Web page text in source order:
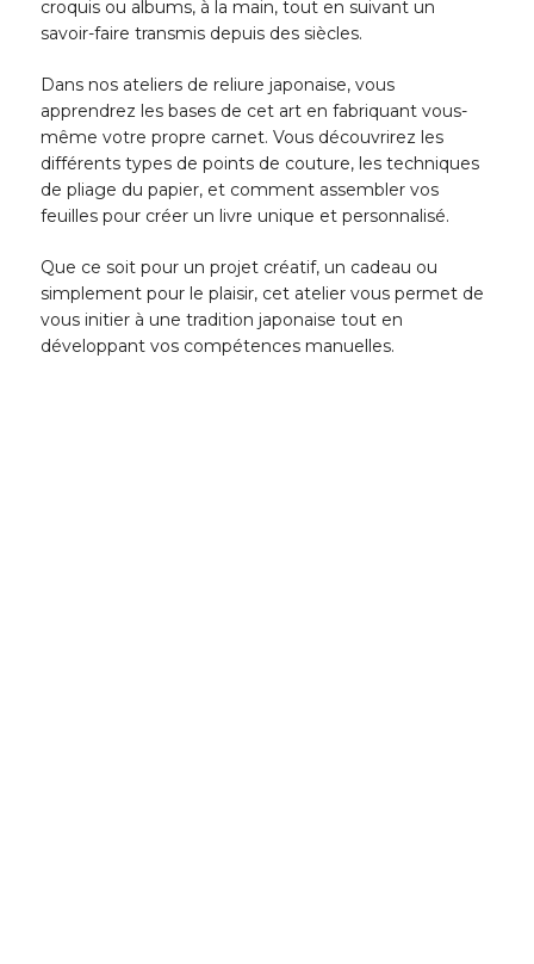
croquis ou albums, à la main, tout en suivant un
savoir-faire transmis depuis des siècles.
Dans nos ateliers de reliure japonaise, vous
apprendrez les bases de cet art en fabriquant vous-
même votre propre carnet. Vous découvrirez les
différents types de points de couture, les techniques
de pliage du papier, et comment assembler vos
feuilles pour créer un livre unique et personnalisé.
Que ce soit pour un projet créatif, un cadeau ou
simplement pour le plaisir, cet atelier vous permet de
vous initier à une tradition japonaise tout en
développant vos compétences manuelles.